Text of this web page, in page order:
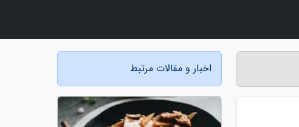
اخبار و مقالات مرتبط